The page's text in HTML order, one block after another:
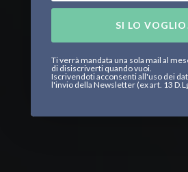
SI LO
Ti verrà mandata una sola mail al
di disiscriverti quando vuoi.
Iscrivendoti acconsenti all'uso dei
l'invio della Newsletter (ex art. 13